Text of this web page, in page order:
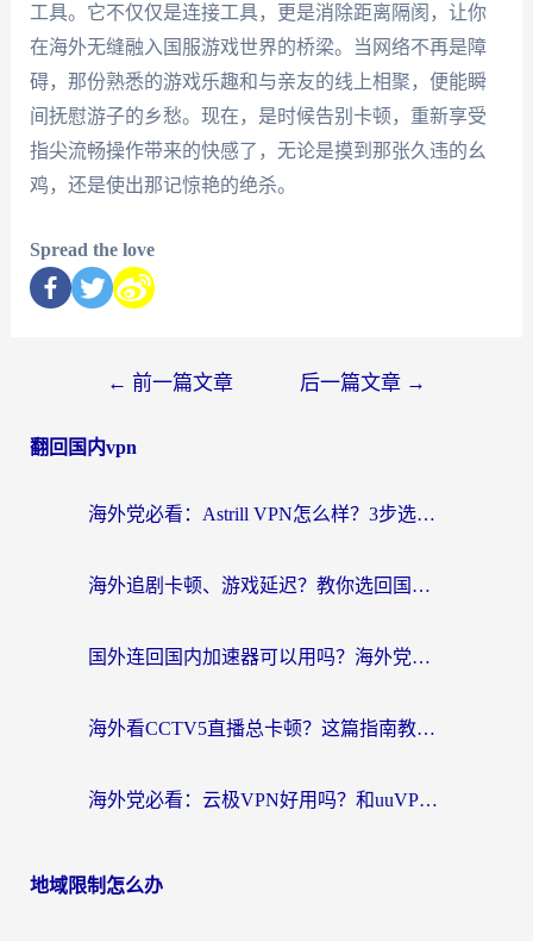
工具。它不仅仅是连接工具，更是消除距离隔阂，让你
在海外无缝融入国服游戏世界的桥梁。当网络不再是障
碍，那份熟悉的游戏乐趣和与亲友的线上相聚，便能瞬
间抚慰游子的乡愁。现在，是时候告别卡顿，重新享受
指尖流畅操作带来的快感了，无论是摸到那张久违的幺
鸡，还是使出那记惊艳的绝杀。
Spread the love
← 前一篇文章 后一篇文章 →
翻回国内vpn
海外党必看：Astrill VPN怎么样？3步选对回国加速器实现无缝刷剧玩游戏
海外追剧卡顿、游戏延迟？教你选回国加速器，附免费加速器试用一小时福利
国外连回国内加速器可以用吗？海外党亲测实用指南，解决追剧游戏卡顿难题
海外看CCTV5直播总卡顿？这篇指南教你选对回国加速器，无缝刷国内资源
海外党必看：云极VPN好用吗？和uuVPN对比哪个回国效果更好？附真实体验+避坑指南
地域限制怎么办